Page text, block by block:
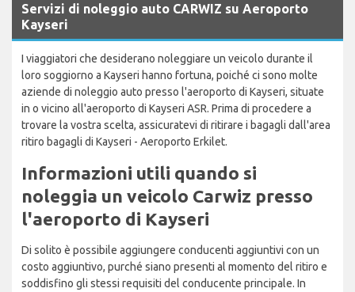
Servizi di noleggio auto CARWIZ su Aeroporto
Kayseri
I viaggiatori che desiderano noleggiare un veicolo durante il
loro soggiorno a Kayseri hanno fortuna, poiché ci sono molte
aziende di noleggio auto presso l'aeroporto di Kayseri, situate
in o vicino all'aeroporto di Kayseri ASR. Prima di procedere a
trovare la vostra scelta, assicuratevi di ritirare i bagagli dall'area
ritiro bagagli di Kayseri - Aeroporto Erkilet.
Informazioni utili quando si
noleggia un veicolo Carwiz presso
l'aeroporto di Kayseri
Di solito è possibile aggiungere conducenti aggiuntivi con un
costo aggiuntivo, purché siano presenti al momento del ritiro e
soddisfino gli stessi requisiti del conducente principale. In